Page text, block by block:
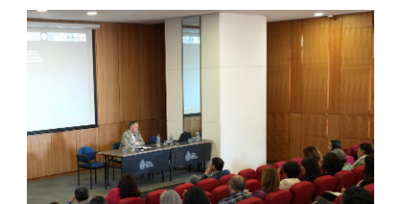
Postgrado
Formación Continua
Estudiantes
Académicos
Funcionarios